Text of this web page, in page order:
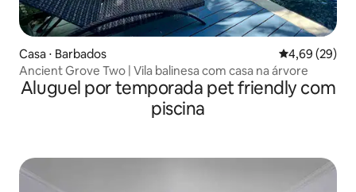
Casa ⋅ Barbados 4,69 de uma
4,69 (29)
Ancient Grove Two | Vila balinesa com casa na árvore
Aluguel por temporada pet friendly com
piscina